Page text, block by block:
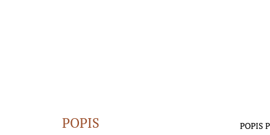
POPIS
POPIS